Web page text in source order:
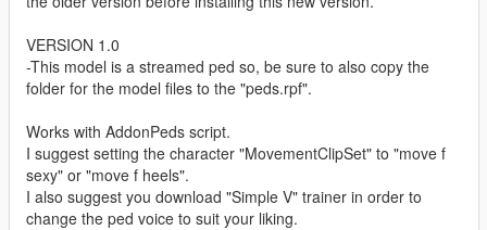
VERSION 1.0
-This model is a streamed ped so, be sure to also copy the
folder for the model files to the "peds.rpf".
Works with AddonPeds script.
I suggest setting the character "MovementClipSet" to "move f
sexy" or "move f heels".
I also suggest you download "Simple V" trainer in order to
change the ped voice to suit your liking.